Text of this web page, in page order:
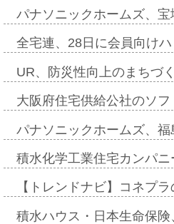
パナソニックホームズ、
全宅連、28日に会員向け
UR、防災性向上のまちづ
大阪府住宅供給公社のソ
パナソニックホームズ、
積水化学工業住宅カンパ
【トレンドナビ】コネプ
積水ハウス・日本生命保